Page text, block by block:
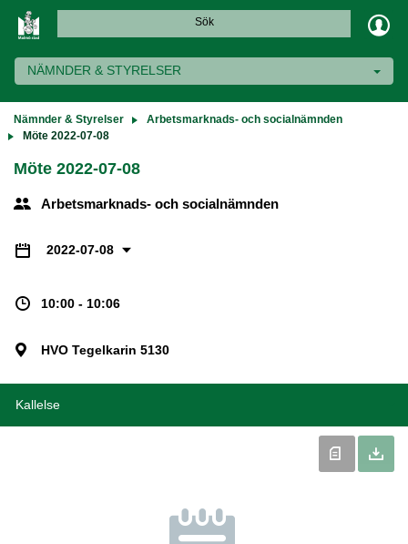
Sök
NÄMNDER & STYRELSER
Nämnder & Styrelser
Arbetsmarknads- och socialnämnden
Möte 2022-07-08
Möte 2022-07-08
Arbetsmarknads- och socialnämnden
2022-07-08
10:00 - 10:06
HVO Tegelkarin 5130
Kallelse